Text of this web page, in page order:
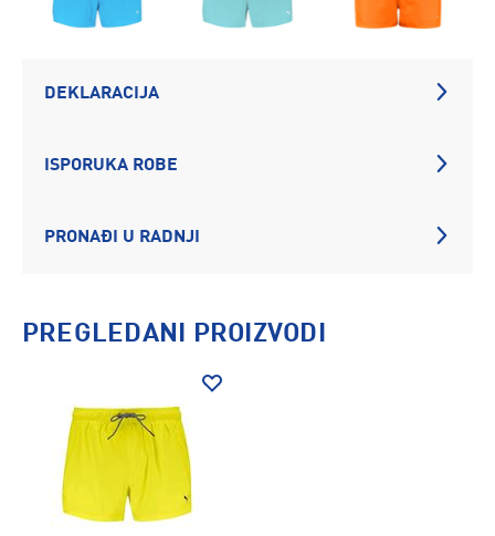
DEKLARACIJA
ISPORUKA ROBE
PRONAĐI U RADNJI
PREGLEDANI PROIZVODI